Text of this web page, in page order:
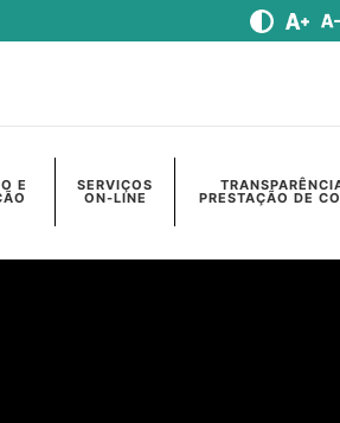
E SERVIÇOS
ON-LINE PRESTAÇÃO DE